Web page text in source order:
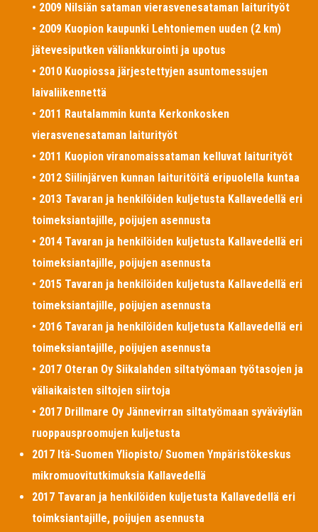
• 2009 Nilsiän sataman vierasvenesataman laiturityöt
• 2009 Kuopion kaupunki Lehtoniemen uuden (2 km)
jätevesiputken väliankkurointi ja upotus
• 2010 Kuopiossa järjestettyjen asuntomessujen
laivaliikennettä
• 2011 Rautalammin kunta Kerkonkosken
vierasvenesataman laiturityöt
• 2011 Kuopion viranomaissataman kelluvat laiturityöt
• 2012 Siilinjärven kunnan laituritöitä eripuolella kuntaa
• 2013 Tavaran ja henkilöiden kuljetusta Kallavedellä eri
toimeksiantajille, poijujen asennusta
• 2014 Tavaran ja henkilöiden kuljetusta Kallavedellä eri
toimeksiantajille, poijujen asennusta
• 2015 Tavaran ja henkilöiden kuljetusta Kallavedellä eri
toimeksiantajille, poijujen asennusta
• 2016 Tavaran ja henkilöiden kuljetusta Kallavedellä eri
toimeksiantajille, poijujen asennusta
• 2017 Oteran Oy Siikalahden siltatyömaan työtasojen ja
väliaikaisten siltojen siirtoja
• 2017 Drillmare Oy Jännevirran siltatyömaan syväväylän
ruoppausproomujen kuljetusta
2017 Itä-Suomen Yliopisto/ Suomen Ympäristökeskus
mikromuovitutkimuksia Kallavedellä
2017 Tavaran ja henkilöiden kuljetusta Kallavedellä eri
toimksiantajille, poijujen asennusta